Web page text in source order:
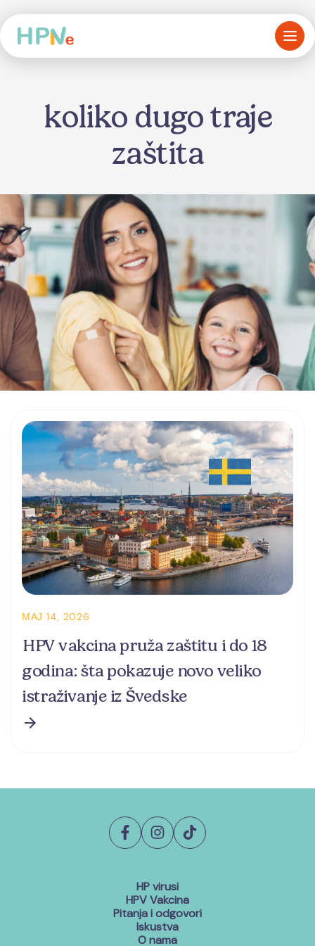
koliko dugo traje
zaštita
МАЈ 14, 2026
HPV vakcina pruža zaštitu i do 18
godina: šta pokazuje novo veliko
istraživanje iz Švedske
HP virusi
HPV Vakcina
Pitanja i odgovori
Iskustva
O nama